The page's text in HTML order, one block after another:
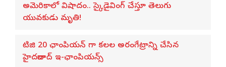
అమెరికాలో విషాదం.. స్కైడైవింగ్ చేస్తూ తెలుగు
యువకుడు మృతి!
టిజి 20 ఛాంపియన్ గా కలల అరంగేట్రాన్ని చేసిన
హైదరాబాద్ ఇ-ఛాంపియన్స్